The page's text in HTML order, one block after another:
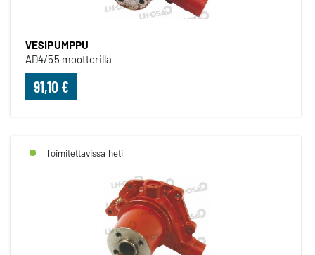
VESIPUMPPU
AD4/55 moottorilla
91,10 €
Toimitettavissa heti